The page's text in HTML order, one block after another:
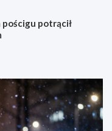
potrącił